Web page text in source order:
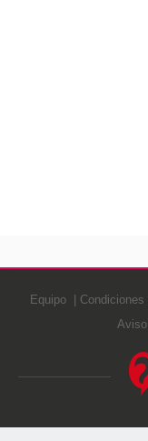
Equipo Condiciones
Aviso